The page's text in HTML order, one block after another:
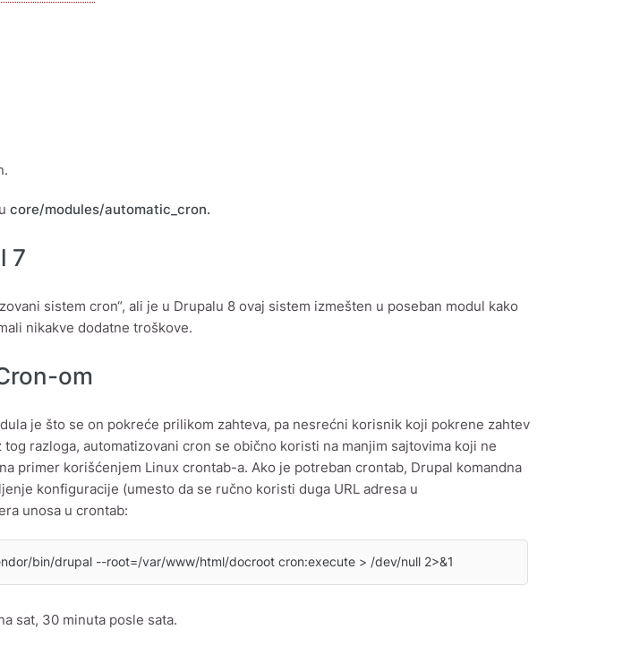
core/modules/automatic_cron.
7
sistem cron“, ali je u Drupalu 8 ovaj sistem izmešten u poseban modul kako
nikakve dodatne troškove.
om
je što se on pokreće prilikom zahteva, pa nesrećni korisnik koji pokrene zahtev
razloga, automatizovani cron se obično koristi na manjim sajtovima koji ne
primer korišćenjem Linux crontab-a. Ako je potreban crontab, Drupal komandna
konfiguracije (umesto da se ručno koristi duga URL adresa u
unosa u crontab:
bin/drupal --root=/var/www/html/docroot cron:execute > /dev/null 2>&1
sat, 30 minuta posle sata.